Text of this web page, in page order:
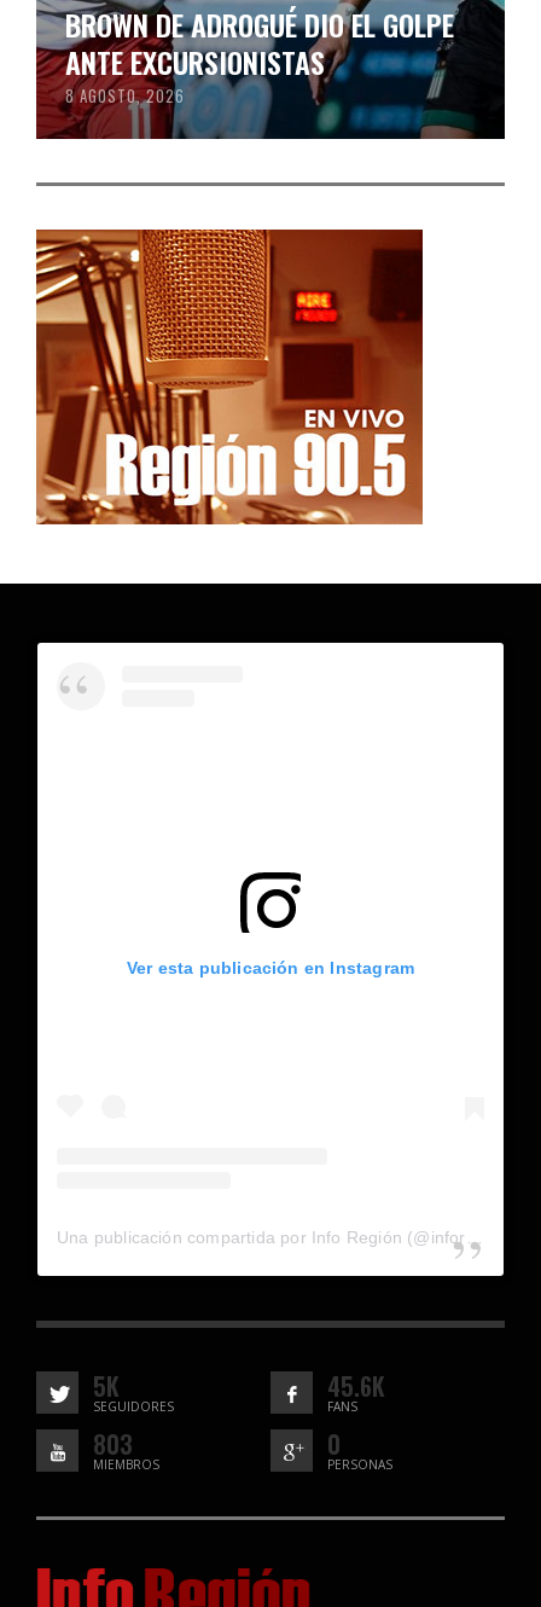
BROWN DE ADROGUÉ DIO EL GOLPE
ANTE EXCURSIONISTAS
8 AGOSTO, 2026
Ver esta publicación en Instagram
Una publicación compartida por Info Región (@inforegion_redes)
5K
SEGUIDORES
45.6K
FANS
803
MIEMBROS
0
PERSONAS